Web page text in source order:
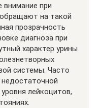
при
на такой
прозрачность
диагноза при
характер урины
системы. Часто
лейкоцитов,